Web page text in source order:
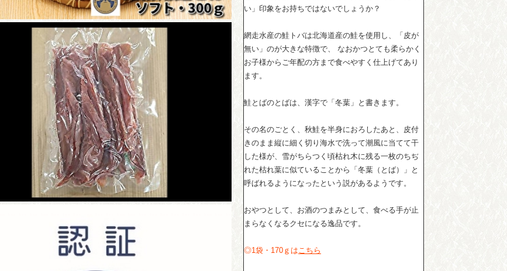
い」印象をお持ちではないでしょうか？
網走水産の鮭トバは北海道産の鮭を使用し、「皮が
無い」のが大きな特徴で、 なおかつとても柔らかく
お子様からご年配の方まで食べやすく仕上げてあり
ます。
鮭とばのとばは、漢字で「冬葉」と書きます。
その名のごとく、秋鮭を半身におろしたあと、皮付
きのまま縦に細く切り海水で洗って潮風に当てて干
した様が、雪がちらつく頃枯れ木に残る一枚のちぢ
れた枯れ葉に似ていることから「冬葉（とば）」と
呼ばれるようになったという説があるようです。
おやつとして、お酒のつまみとして、食べる手が止
まらなくなるクセになる逸品です。
◎1袋・170ｇはこちら